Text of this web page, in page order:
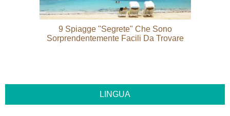
9 Spiagge "segrete" Che Sono
Sorprendentemente Facili Da Trovare